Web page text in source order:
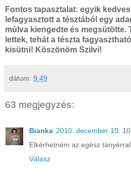
Fontos tapasztalat: egyik
lefagyasztott a tésztából egy
múlva kiengedte és megsütötte.
lettek, tehát a tészta
kisütni! Köszönöm Szilvi!
dátum: 9:49
63 megjegyzés:
Bianka 2010. december 10.
Elkérhetném az egész tányérral
Válasz